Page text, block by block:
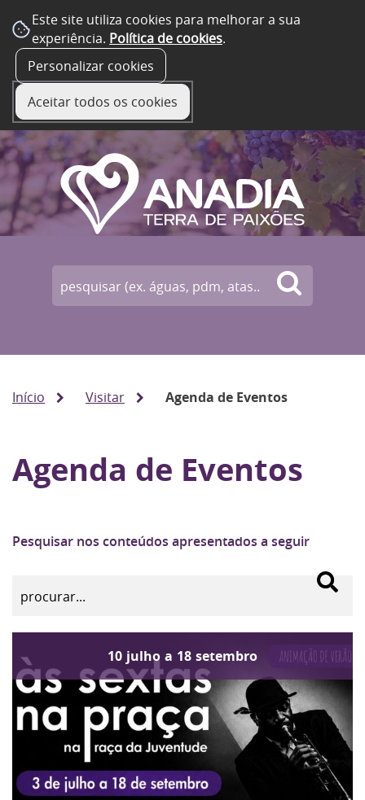
Este site utiliza cookies para melhorar a sua
experiência. Política de cookies.
Personalizar cookies
Aceitar todos os cookies
Início Visitar Agenda de Eventos
Agenda de Eventos
Pesquisar nos conteúdos apresentados a seguir
10 julho a 18 setembro